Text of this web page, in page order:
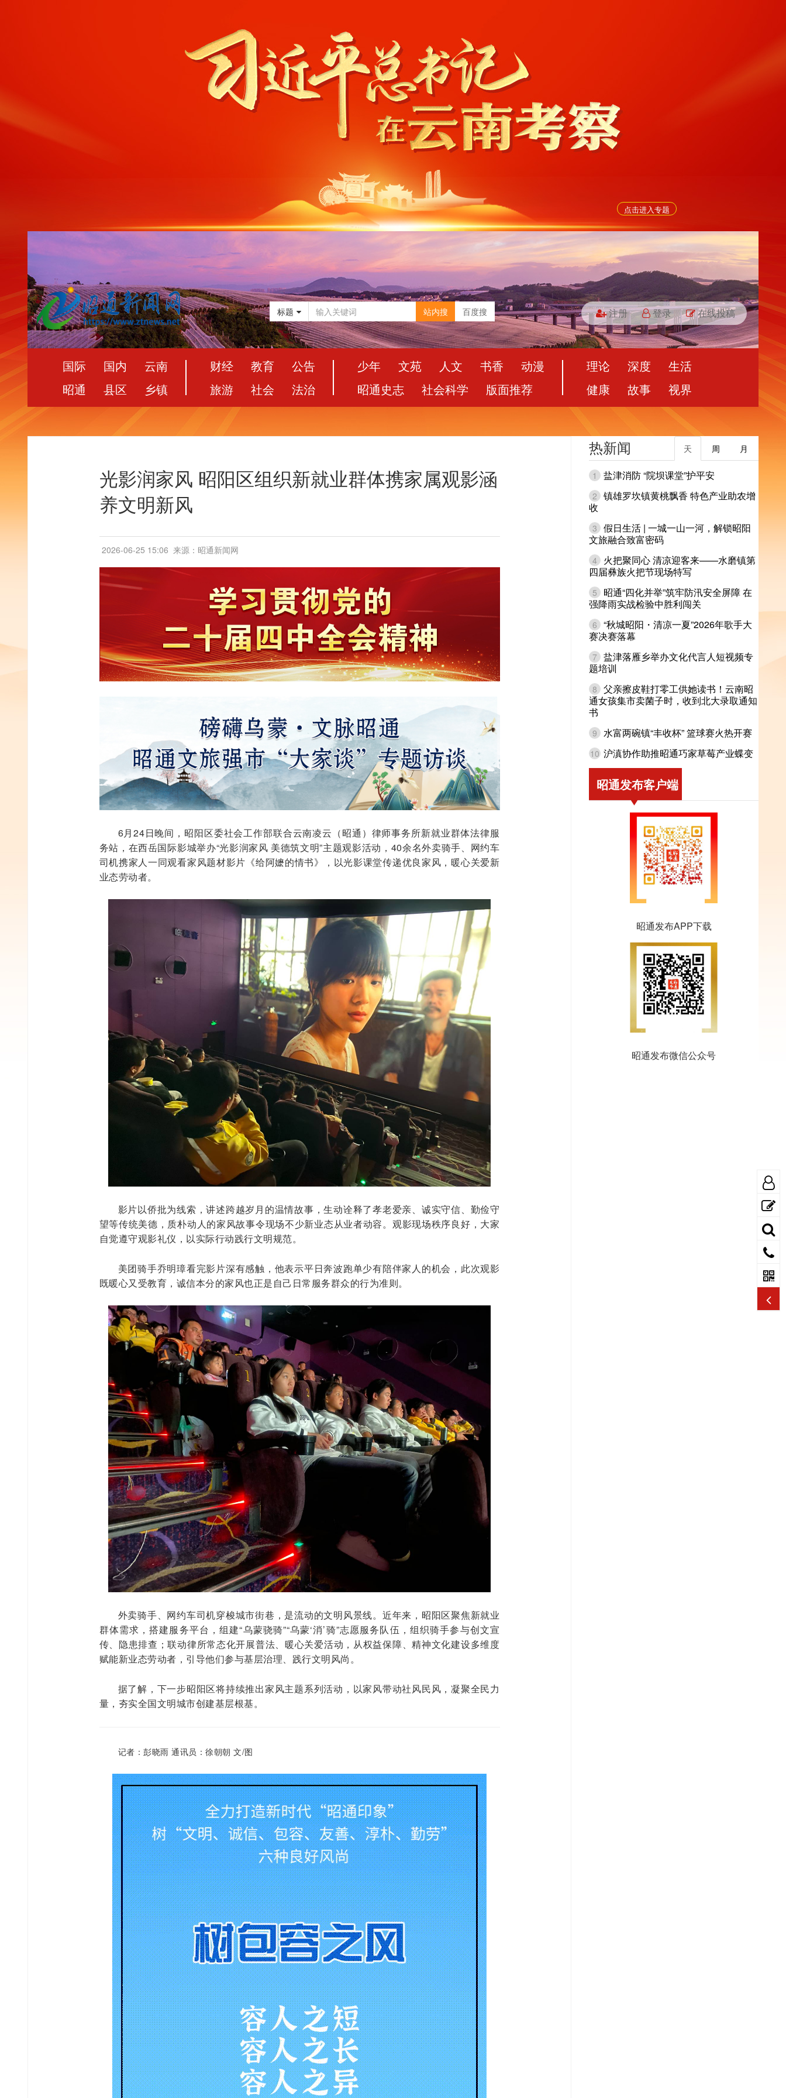
点击进入专题
标题 站内搜 百度搜 注册 登录 在线投稿
国际 国内
云南
昭通
县区 乡镇
财经 教育
公告
旅游
社会 法治
少年 文苑 人文 书香
动漫
昭通史志
社会科学 版面推荐
理论 深度
生活
健康
故事 视界
光影润家风 昭阳区组织新就业群体携家属观影涵
养文明新风
2026-06-25 15:06 来源：昭通新闻网
6月24日晚间，昭阳区委社会工作部联合云南凌云（昭通）律师事务所新就业群体法律服
务站，在西岳国际影城举办“光影润家风 美德筑文明”主题观影活动，40余名外卖骑手、网约车
司机携家人一同观看家风题材影片《给阿嬷的情书》，以光影课堂传递优良家风，暖心关爱新
业态劳动者。
影片以侨批为线索，讲述跨越岁月的温情故事，生动诠释了孝老爱亲、诚实守信、勤俭守
望等传统美德，质朴动人的家风故事令现场不少新业态从业者动容。观影现场秩序良好，大家
自觉遵守观影礼仪，以实际行动践行文明规范。
美团骑手乔明璋看完影片深有感触，他表示平日奔波跑单少有陪伴家人的机会，此次观影
既暖心又受教育，诚信本分的家风也正是自己日常服务群众的行为准则。
外卖骑手、网约车司机穿梭城市街巷，是流动的文明风景线。近年来，昭阳区聚焦新就业
群体需求，搭建服务平台，组建“乌蒙骁骑”“乌蒙‘消’骑”志愿服务队伍，组织骑手参与创文宣
传、隐患排查；联动律所常态化开展普法、暖心关爱活动，从权益保障、精神文化建设多维度
赋能新业态劳动者，引导他们参与基层治理、践行文明风尚。
据了解，下一步昭阳区将持续推出家风主题系列活动，以家风带动社风民风，凝聚全民力
量，夯实全国文明城市创建基层根基。
记者：彭晓雨 通讯员：徐朝朝 文/图
热新闻 月
周
天
1 盐津消防 “院坝课堂”护平安
2 镇雄罗坎镇黄桃飘香 特色产业助农增
收
3 假日生活 | 一城一山一河，解锁昭阳
文旅融合致富密码
4
火把聚同心 清凉迎客来——水磨镇第
四届彝族火把节现场特写
5
昭通“四化并举”筑牢防汛安全屏障 在
强降雨实战检验中胜利闯关
6 “秋城昭阳・清凉一夏”2026年歌手大
赛决赛落幕
7 盐津落雁乡举办文化代言人短视频专
题培训
8 父亲擦皮鞋打零工供她读书！云南昭
通女孩集市卖菌子时，收到北大录取通知
书
9 水富两碗镇“丰收杯” 篮球赛火热开赛
10 沪滇协作助推昭通巧家草莓产业蝶变
昭通发布客户端
昭通发布APP下载
昭通发布微信公众号